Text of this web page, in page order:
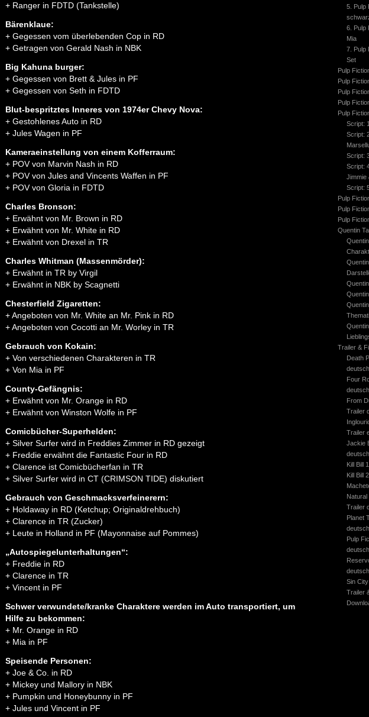
5. Pulp
6. Pulp
Mia
7. Pulp
Set
Pulp
Pulp
Pulp
Pulp
Pulp
Script:
Script:
Script:
Script:
Jimmie
Script:
Pulp
Pulp
Pulp
Quentin
Trailer &
Death
deutsch
Four
deutsch
From
Trailer
Trailer
Jackie
deutsch
Kill Bill
Kill Bill
Natural
Trailer
Planet
deutsch
Pulp
deutsch
deutsch
Sin
Trailer
+ Ranger in FDTD (Tankstelle)
Bärenklaue:
+ Gegessen vom überlebenden Cop in RD
+ Getragen von Gerald Nash in NBK
Big Kahuna burger:
+ Gegessen von Brett & Jules in PF
+ Gegessen von Seth in FDTD
Blut-bespritztes Inneres von 1974er Chevy Nova:
+ Gestohlenes Auto in RD
+ Jules Wagen in PF
Kameraeinstellung von einem Kofferraum:
+ POV von Marvin Nash in RD
+ POV von Jules and Vincents Waffen in PF
+ POV von Gloria in FDTD
Charles Bronson:
+ Erwähnt von Mr. Brown in RD
+ Erwähnt von Mr. White in RD
+ Erwähnt von Drexel in TR
Charles Whitman (Massenmörder):
+ Erwähnt in TR by Virgil
+ Erwähnt in NBK by Scagnetti
Chesterfield Zigaretten:
+ Angeboten von Mr. White an Mr. Pink in RD
+ Angeboten von Cocotti an Mr. Worley in TR
Gebrauch von Kokain:
+ Von verschiedenen Charakteren in TR
+ Von Mia in PF
County-Gefängnis:
+ Erwähnt von Mr. Orange in RD
+ Erwähnt von Winston Wolfe in PF
Comicbücher-Superhelden:
+ Silver Surfer wird in Freddies Zimmer in RD gezeigt
+ Freddie erwähnt die Fantastic Four in RD
+ Clarence ist Comicbücherfan in TR
+ Silver Surfer wird in CT (CRIMSON TIDE) diskutiert
Gebrauch von Geschmacksverfeinerern:
+ Holdaway in RD (Ketchup; Originaldrehbuch)
+ Clarence in TR (Zucker)
+ Leute in Holland in PF (Mayonnaise auf Pommes)
„Autospiegelunterhaltungen“:
+ Freddie in RD
+ Clarence in TR
+ Vincent in PF
Schwer verwundete/kranke Charaktere werden im Auto transportiert, um
Hilfe zu bekommen:
+ Mr. Orange in RD
+ Mia in PF
Speisende Personen:
+ Joe & Co. in RD
+ Mickey und Mallory in NBK
+ Pumpkin und Honeybunny in PF
+ Jules und Vincent in PF